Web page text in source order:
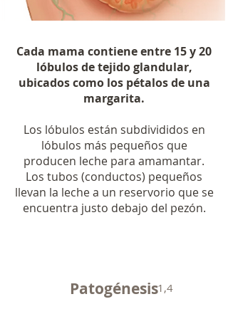
Cada mama contiene entre 15 y 20
lóbulos de tejido glandular,
ubicados como los pétalos de una
margarita.
Los lóbulos están subdivididos en
lóbulos más pequeños que
producen leche para amamantar.
Los tubos (conductos) pequeños
llevan la leche a un reservorio que se
encuentra justo debajo del pezón.
Patogénesis1,4